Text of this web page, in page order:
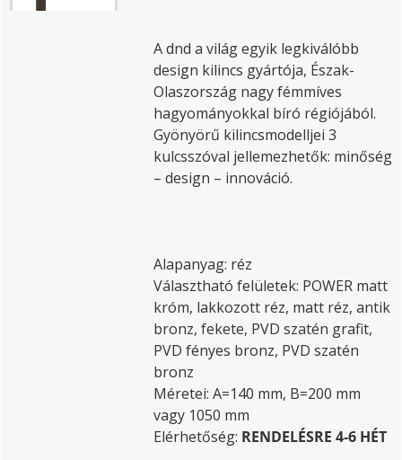
A dnd a világ egyik legkiválóbb
design kilincs gyártója, Észak-
Olaszország nagy fémmíves
hagyományokkal bíró régiójából.
Gyönyörű kilincsmodelljei 3
kulcsszóval jellemezhetők: minőség
– design – innováció.
Alapanyag: réz
Választható felületek: POWER matt
króm, lakkozott réz, matt réz, antik
bronz, fekete, PVD szatén grafit,
PVD fényes bronz, PVD szatén
bronz
Méretei: A=140 mm, B=200 mm
vagy 1050 mm
Elérhetőség: RENDELÉSRE 4-6 HÉT